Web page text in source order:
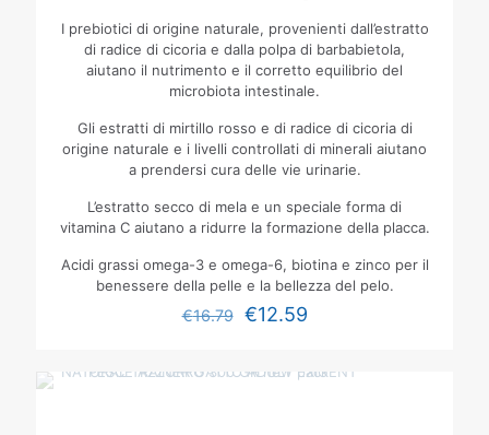
I prebiotici di origine naturale, provenienti dall’estratto
di radice di cicoria e dalla polpa di barbabietola,
aiutano il nutrimento e il corretto equilibrio del
microbiota intestinale.
Gli estratti di mirtillo rosso e di radice di cicoria di
origine naturale e i livelli controllati di minerali aiutano
a prendersi cura delle vie urinarie.
L’estratto secco di mela e un speciale forma di
vitamina C aiutano a ridurre la formazione della placca.
Acidi grassi omega-3 e omega-6, biotina e zinco per il
benessere della pelle e la bellezza del pelo.
€16.79 €12.59